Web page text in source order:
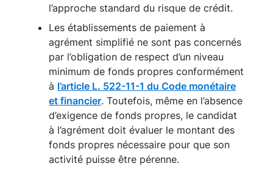
l’approche standard du risque de crédit.
Les établissements de paiement à
agrément simplifié ne sont pas concernés
par l’obligation de respect d’un niveau
minimum de fonds propres conformément
à l’article L. 522-11-1 du Code monétaire
et financier. Toutefois, même en l’absence
d’exigence de fonds propres, le candidat
à l’agrément doit évaluer le montant des
fonds propres nécessaire pour que son
activité puisse être pérenne.